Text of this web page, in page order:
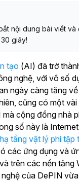
nội dung bài viết và
giây!
tạo (AI) đã trở
nghệ, với vô số
ngày càng tăng
cũng có một
cộng đồng nhà
số này là
tầng vật lý phi tập
các ứng dụng và
trên các nền tảng
của DePIN